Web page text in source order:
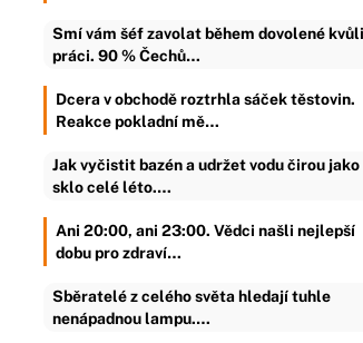
Smí vám šéf zavolat během dovolené kvůli
práci. 90 % Čechů…
Dcera v obchodě roztrhla sáček těstovin.
Reakce pokladní mě…
Jak vyčistit bazén a udržet vodu čirou jako
sklo celé léto.…
Ani 20:00, ani 23:00. Vědci našli nejlepší
dobu pro zdraví…
Sběratelé z celého světa hledají tuhle
nenápadnou lampu.…